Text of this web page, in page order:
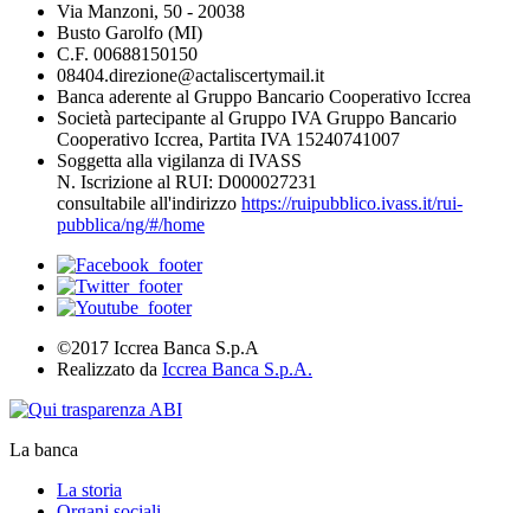
Via Manzoni, 50 - 20038
Busto Garolfo (MI)
C.F. 00688150150
08404.direzione@actaliscertymail.it
Banca aderente al Gruppo Bancario Cooperativo Iccrea
Società partecipante al Gruppo IVA Gruppo Bancario
Cooperativo Iccrea, Partita IVA 15240741007
Soggetta alla vigilanza di IVASS
N. Iscrizione al RUI: D000027231
consultabile all'indirizzo https://ruipubblico.ivass.it/rui-
pubblica/ng/#/home
©2017 Iccrea Banca S.p.A
Realizzato da Iccrea Banca S.p.A.
La banca
La storia